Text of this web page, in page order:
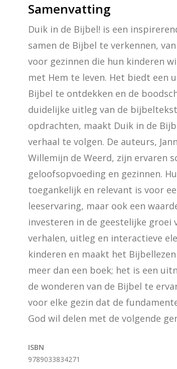
Samenvatting
Duik in de Bijbel! is een
samen de Bijbel te verkennen,
voor gezinnen die hun kinderen
met Hem te leven. Het biedt een
Bijbel te ontdekken en de
duidelijke uitleg van de
opdrachten, maakt Duik in de
verhaal te volgen. De auteurs,
Willemijn de Weerd, zijn ervaren
geloofsopvoeding en gezinnen.
toegankelijk en relevant is voor
leeservaring, maar ook een
investeren in de geestelijke groei
verhalen, uitleg en interactieve
kinderen en maakt het
meer dan een boek; het is een
de wonderen van de Bijbel te
voor elke gezin dat de
God wil delen met de volgende
ISBN
9789033834271